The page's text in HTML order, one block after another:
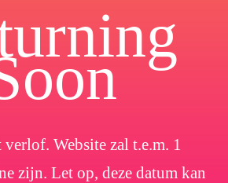
Website zal t.e.m. 1
zijn. Let op, deze datum kan